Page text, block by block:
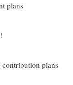
plans
contribution plans